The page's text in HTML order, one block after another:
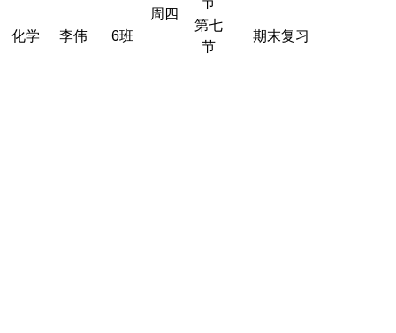
周四
化学 李伟 6班
第七
节
期末复习